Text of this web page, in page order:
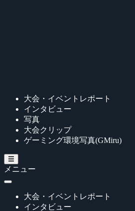
大会・イベントレポート
インタビュー
写真
大会クリップ
ゲーミング環境写真(GMiru)
メニュー
大会・イベントレポート
インタビュー